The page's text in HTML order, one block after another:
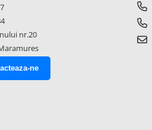
nr.20
ne